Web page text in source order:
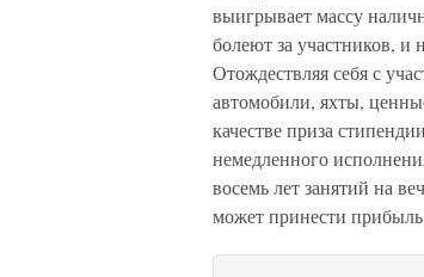
выигрывает массу
болеют за участников,
Отождествляя себя с
автомобили, яхты,
качестве приза
немедленного
восемь лет занятий на
может принести